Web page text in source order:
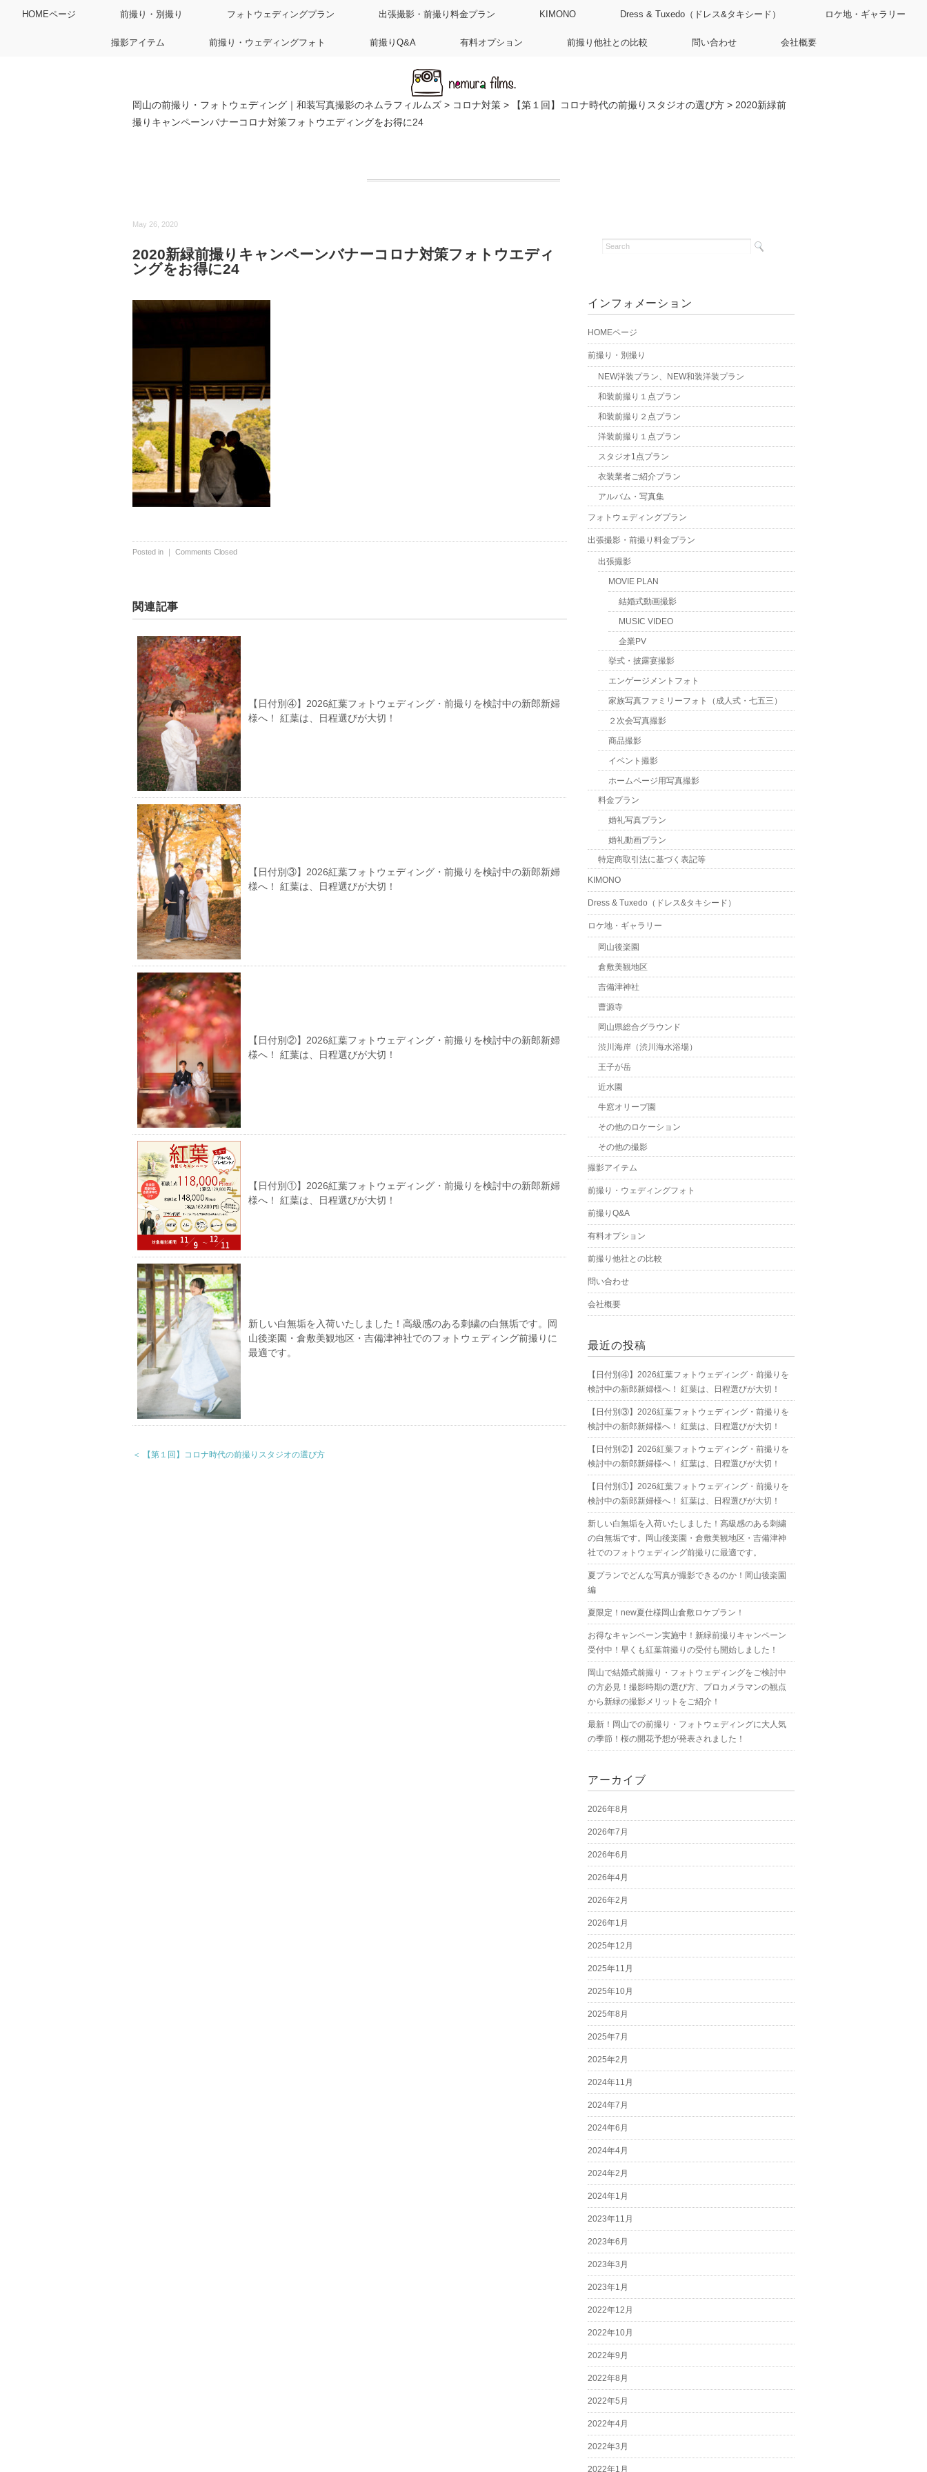
HOMEページ 前撮り・別撮り フォトウェディングプラン 出張撮影・前撮り料金プラン KIMONO Dress & Tuxedo（ドレス&タキシード） ロケ地・ギャラリー
撮影アイテム 前撮り・ウェディングフォト 前撮りQ&A 有料オプション 前撮り他社との比較 問い合わせ 会社概要
岡山の前撮り・フォトウェディング｜和装写真撮影のネムラフィルムズ > コロナ対策 > 【第１回】コロナ時代の前撮りスタジオの選び方 > 2020新緑前
撮りキャンペーンバナーコロナ対策フォトウエディングをお得に24
May 26, 2020
2020新緑前撮りキャンペーンバナーコロナ対策フォトウエディ
ングをお得に24
Posted in ｜ Comments Closed
関連記事
【日付別④】2026紅葉フォトウェディング・前撮りを検討中の新郎新婦
様へ！ 紅葉は、日程選びが大切！
【日付別③】2026紅葉フォトウェディング・前撮りを検討中の新郎新婦
様へ！ 紅葉は、日程選びが大切！
【日付別②】2026紅葉フォトウェディング・前撮りを検討中の新郎新婦
様へ！ 紅葉は、日程選びが大切！
【日付別①】2026紅葉フォトウェディング・前撮りを検討中の新郎新婦
様へ！ 紅葉は、日程選びが大切！
新しい白無垢を入荷いたしました！高級感のある刺繍の白無垢です。岡
山後楽園・倉敷美観地区・吉備津神社でのフォトウェディング前撮りに
最適です。
＜ 【第１回】コロナ時代の前撮りスタジオの選び方
インフォメーション
HOMEページ
前撮り・別撮り
NEW洋装プラン、NEW和装洋装プラン
和装前撮り１点プラン
和装前撮り２点プラン
洋装前撮り１点プラン
スタジオ1点プラン
衣装業者ご紹介プラン
アルバム・写真集
フォトウェディングプラン
出張撮影・前撮り料金プラン
出張撮影
MOVIE PLAN
結婚式動画撮影
MUSIC VIDEO
企業PV
挙式・披露宴撮影
エンゲージメントフォト
家族写真ファミリーフォト（成人式・七五三）
２次会写真撮影
商品撮影
イベント撮影
ホームページ用写真撮影
料金プラン
婚礼写真プラン
婚礼動画プラン
特定商取引法に基づく表記等
KIMONO
Dress & Tuxedo（ドレス&タキシード）
ロケ地・ギャラリー
岡山後楽園
倉敷美観地区
吉備津神社
曹源寺
岡山県総合グラウンド
渋川海岸（渋川海水浴場）
王子が岳
近水園
牛窓オリーブ園
その他のロケーション
その他の撮影
撮影アイテム
前撮り・ウェディングフォト
前撮りQ&A
有料オプション
前撮り他社との比較
問い合わせ
会社概要
最近の投稿
【日付別④】2026紅葉フォトウェディング・前撮りを
検討中の新郎新婦様へ！ 紅葉は、日程選びが大切！
【日付別③】2026紅葉フォトウェディング・前撮りを
検討中の新郎新婦様へ！ 紅葉は、日程選びが大切！
【日付別②】2026紅葉フォトウェディング・前撮りを
検討中の新郎新婦様へ！ 紅葉は、日程選びが大切！
【日付別①】2026紅葉フォトウェディング・前撮りを
検討中の新郎新婦様へ！ 紅葉は、日程選びが大切！
新しい白無垢を入荷いたしました！高級感のある刺繍
の白無垢です。岡山後楽園・倉敷美観地区・吉備津神
社でのフォトウェディング前撮りに最適です。
夏プランでどんな写真が撮影できるのか！岡山後楽園
編
夏限定！new夏仕様岡山倉敷ロケプラン！
お得なキャンペーン実施中！新緑前撮りキャンペーン
受付中！早くも紅葉前撮りの受付も開始しました！
岡山で結婚式前撮り・フォトウェディングをご検討中
の方必見！撮影時期の選び方、プロカメラマンの観点
から新緑の撮影メリットをご紹介！
最新！岡山での前撮り・フォトウェディングに大人気
の季節！桜の開花予想が発表されました！
アーカイブ
2026年8月
2026年7月
2026年6月
2026年4月
2026年2月
2026年1月
2025年12月
2025年11月
2025年10月
2025年8月
2025年7月
2025年2月
2024年11月
2024年7月
2024年6月
2024年4月
2024年2月
2024年1月
2023年11月
2023年6月
2023年3月
2023年1月
2022年12月
2022年10月
2022年9月
2022年8月
2022年5月
2022年4月
2022年3月
2022年1月